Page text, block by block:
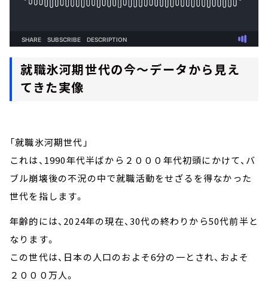
就職氷河期世代の今～データから見え
てきた実像
「就職氷河期世代」
これは、1990年代半ばから２０００年代初頭にかけて、バ
ブル崩壊後の不況の中で就職活動をせざるを得なかった
世代を指します。
年齢的には、2024年の現在、30代の終わりから50代前半と
なります。
この世代は、日本の人口のおよそ6分の一とされ、およそ
２０００万人。